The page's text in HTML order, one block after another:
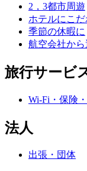
2，3都市周遊
ホテルにこだ
季節の休暇に
航空会社から
旅行サービ
Wi-Fi・保険
法人
出張・団体